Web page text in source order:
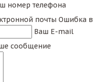
номер телефона
почты Ошибка в
Ваш E-mail
сообщение